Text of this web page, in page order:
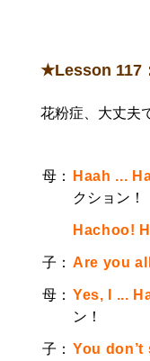
★Lesson 117
花粉症、大丈夫
母： Haah ...
クション！
Hachoo!
子： Are you
母： Yes, I ...
ン！
子： You